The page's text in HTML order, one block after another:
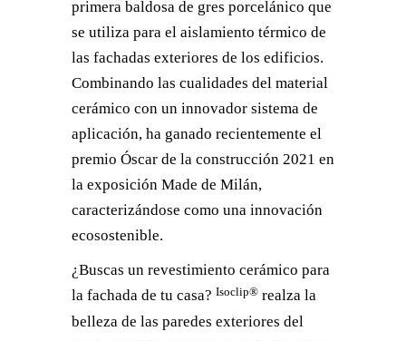
primera baldosa de gres porcelánico que
se utiliza para el aislamiento térmico de
las fachadas exteriores de los edificios.
Combinando las cualidades del material
cerámico con un innovador sistema de
aplicación, ha ganado recientemente el
premio Óscar de la construcción 2021 en
la exposición Made de Milán,
caracterizándose como una innovación
ecosostenible.
¿Buscas un revestimiento cerámico para
la fachada de tu casa? Isoclip® realza la
belleza de las paredes exteriores del